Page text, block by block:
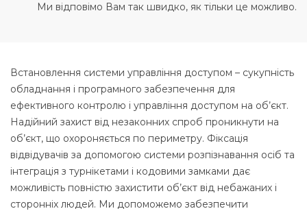
Ми відповімо Вам так швидко, як тільки це можливо.
Встановлення системи управління доступом – сукупність
обладнання і програмного забезпечення для
ефективного контролю і управління доступом на об’єкт.
Надійний захист від незаконних спроб проникнути на
об’єкт, що охороняється по периметру. Фіксація
відвідувачів за допомогою системи розпізнавання осіб та
інтеграція з турнікетами і кодовими замками дає
можливість повністю захистити об’єкт від небажаних і
сторонніх людей. Ми допоможемо забезпечити